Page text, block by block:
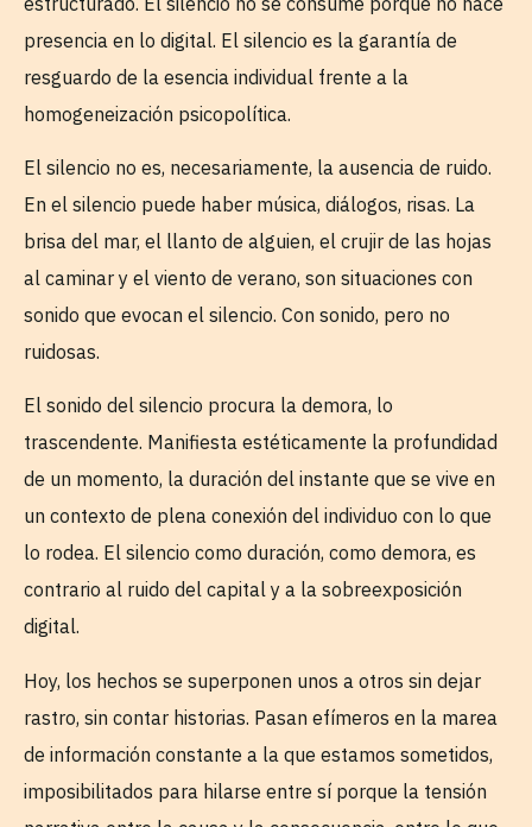
presencia en lo digital. El silencio es la garantía de
resguardo de la esencia individual frente a la
homogeneización psicopolítica.
El silencio no es, necesariamente, la ausencia de ruido.
En el silencio puede haber música, diálogos, risas. La
brisa del mar, el llanto de alguien, el crujir de las hojas
al caminar y el viento de verano, son situaciones con
sonido que evocan el silencio. Con sonido, pero no
ruidosas.
El sonido del silencio procura la demora, lo
trascendente. Manifiesta estéticamente la profundidad
de un momento, la duración del instante que se vive en
un contexto de plena conexión del individuo con lo que
lo rodea. El silencio como duración, como demora, es
contrario al ruido del capital y a la sobreexposición
digital.
Hoy, los hechos se superponen unos a otros sin dejar
rastro, sin contar historias. Pasan efímeros en la marea
de información constante a la que estamos sometidos,
imposibilitados para hilarse entre sí porque la tensión